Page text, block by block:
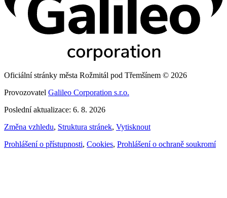
Oficiální stránky města Rožmitál pod Třemšínem © 2026
Provozovatel Galileo Corporation s.r.o.
Poslední aktualizace: 6. 8. 2026
Změna vzhledu, Struktura stránek, Vytisknout
Prohlášení o přístupnosti, Cookies, Prohlášení o ochraně soukromí